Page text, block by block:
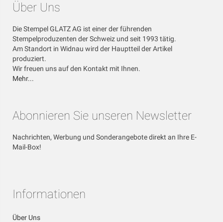
Über Uns
Die Stempel GLATZ AG ist einer der führenden
Stempelproduzenten der Schweiz und seit 1993 tätig.
Am Standort in Widnau wird der Hauptteil der Artikel
produziert.
Wir freuen uns auf den Kontakt mit Ihnen.
Mehr...
Abonnieren Sie unseren Newsletter
Nachrichten, Werbung und Sonderangebote direkt an Ihre E-
Mail-Box!
Informationen
Über Uns